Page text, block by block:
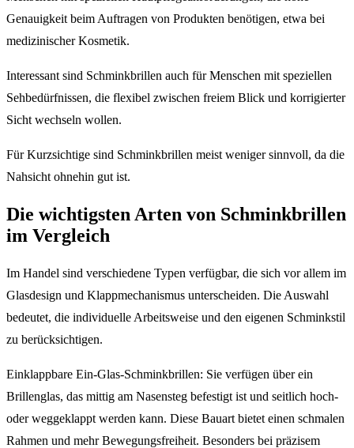
Genauigkeit beim Auftragen von Produkten benötigen, etwa bei
medizinischer Kosmetik.
Interessant sind Schminkbrillen auch für Menschen mit speziellen
Sehbedürfnissen, die flexibel zwischen freiem Blick und korrigierter
Sicht wechseln wollen.
Für Kurzsichtige sind Schminkbrillen meist weniger sinnvoll, da die
Nahsicht ohnehin gut ist.
Die wichtigsten Arten von Schminkbrillen
im Vergleich
Im Handel sind verschiedene Typen verfügbar, die sich vor allem im
Glasdesign und Klappmechanismus unterscheiden. Die Auswahl
bedeutet, die individuelle Arbeitsweise und den eigenen Schminkstil
zu berücksichtigen.
Einklappbare Ein-Glas-Schminkbrillen: Sie verfügen über ein
Brillenglas, das mittig am Nasensteg befestigt ist und seitlich hoch-
oder weggeklappt werden kann. Diese Bauart bietet einen schmalen
Rahmen und mehr Bewegungsfreiheit. Besonders bei präzisem